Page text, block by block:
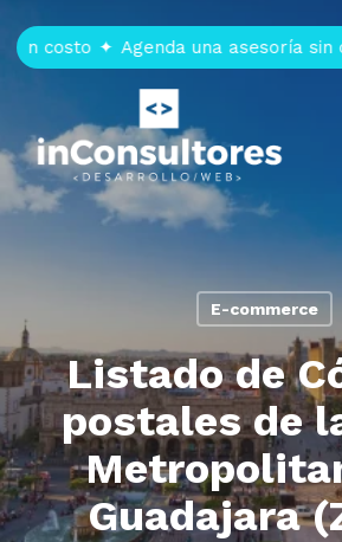
to
main
costo ✦ Agenda una asesoría sin
E-commerce
Listado de
postales de
Guadajara